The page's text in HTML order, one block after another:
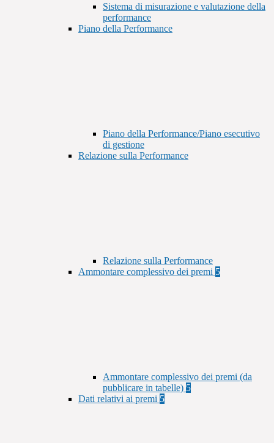
Sistema di misurazione e valutazione della
performance
Piano della Performance
Piano della Performance/Piano esecutivo
di gestione
Relazione sulla Performance
Relazione sulla Performance
Ammontare complessivo dei premi 5
Ammontare complessivo dei premi (da
pubblicare in tabelle) 5
Dati relativi ai premi 5